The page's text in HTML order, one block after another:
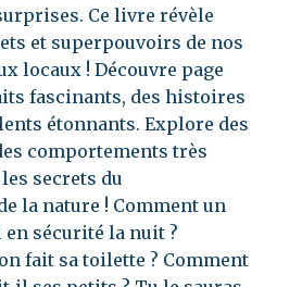
Ce livre révèle
et superpouvoirs de nos
locaux ! Découvre page
fascinants, des histoires
étonnants. Explore des
comportements très
secrets du
la nature ! Comment un
sécurité la nuit ?
fait sa toilette ? Comment